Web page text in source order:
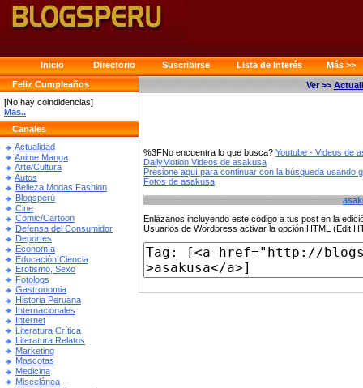
Inicio Directorio Suscribirse Lista de Interés
Más >>
Feliz Cumpleaños
[No hay coindidencias]
Mas..
Canales
Actualidad
Anime Manga
Arte/Cultura
Autos
Belleza Modas Fashion
Blogsperú
Cine
Comic/Cartoon
Defensa del Consumidor
Deportes
Economía
Educación Ciencia
Erotismo, Sexo
Fotologs
Gastronomia
Historia Peruana
Internacionales
Internet
Literatura Crítica
Literatura Relatos
Marketing
Mascotas
Medicina
Miscelánea
Ver >>
%3FNo encuentra lo que busca? Youtube - Videos de
DailyMotion Videos de asakusa
Presione aquí para continuar con la búsqueda usando
Fotos de asakusa
Enlázanos incluyendo este código a tus post en la
Usuarios de Wordpress activar la opción HTML (Edit